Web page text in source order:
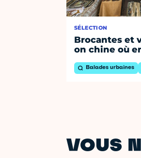
SÉLECTION
Brocantes et
on chine où
Balades urbaines
VOUS